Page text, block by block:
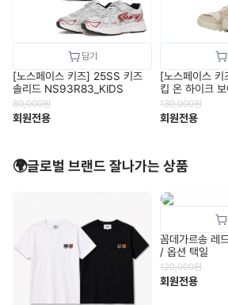
[노스페이스 키즈] 25SS 키즈
솔리드 NS93R83_KIDS
89,000원
회원전용
[노스페이스
킵 온 하이크
139,000원
회원전용
🌍글로벌 브랜드 잘나가는 상품
꼼데가르송 레
/ 옵션 택일
120,000원
회원전용